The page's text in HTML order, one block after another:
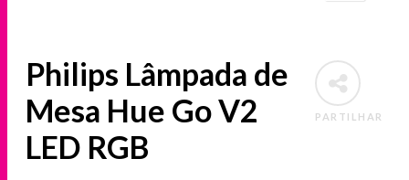
PARTILHAR
Philips Lâmpada de
Mesa Hue Go V2
LED RGB